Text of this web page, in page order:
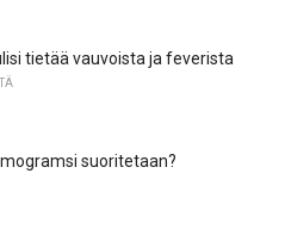
tietää vauvoista ja feverista
suoritetaan?